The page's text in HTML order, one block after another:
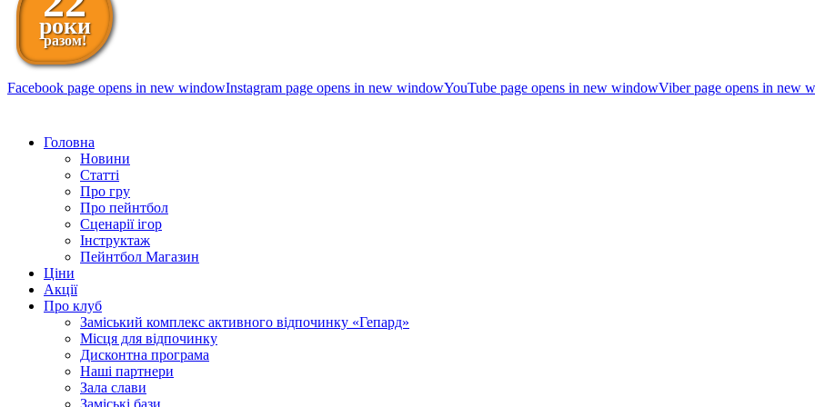
роки
разом!
Facebook page opens in new windowInstagram page opens in new windowYouTube page opens in new windowViber page opens in new
Головна
Новини
Статті
Про гру
Про пейнтбол
Сценарії ігор
Інструктаж
Пейнтбол Магазин
Ціни
Акції
Про клуб
Заміський комплекс активного відпочинку «Гепард»
Місця для відпочинку
Дисконтна програма
Наші партнери
Зала слави
Заміські бази